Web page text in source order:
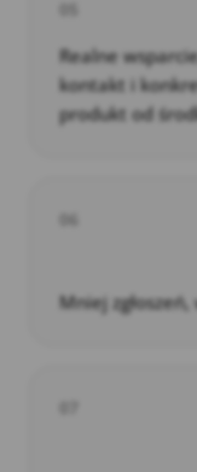
Realne
kontakt i
produkt od
06
Mniej